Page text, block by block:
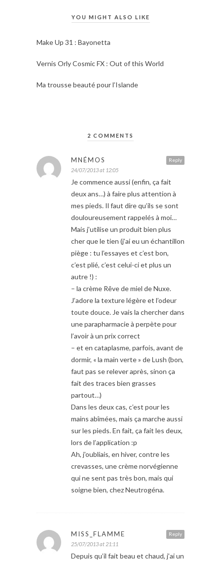
YOU MIGHT ALSO LIKE
Make Up 31 : Bayonetta
Vernis Orly Cosmic FX : Out of this World
Ma trousse beauté pour l’Islande
2 COMMENTS
Reply
MNÉMOS
24/07/2013 at 12:05
Je commence aussi (enfin, ça fait
deux ans…) à faire plus attention à
mes pieds. Il faut dire qu’ils se sont
douloureusement rappelés à moi…
Mais j’utilise un produit bien plus
cher que le tien (j’ai eu un échantillon
piège : tu l’essayes et c’est bon,
c’est plié, c’est celui-ci et plus un
autre !) :
– la crème Rêve de miel de Nuxe.
J’adore la texture légère et l’odeur
toute douce. Je vais la chercher dans
une parapharmacie à perpète pour
l’avoir à un prix correct
– et en cataplasme, parfois, avant de
dormir, « la main verte » de Lush (bon,
faut pas se relever après, sinon ça
fait des traces bien grasses
partout…)
Dans les deux cas, c’est pour les
mains abîmées, mais ça marche aussi
sur les pieds. En fait, ça fait les deux,
lors de l’application :p
Ah, j’oubliais, en hiver, contre les
crevasses, une crème norvégienne
qui ne sent pas très bon, mais qui
soigne bien, chez Neutrogéna.
Reply
MISS_FLAMME
25/07/2013 at 21:11
Depuis qu’il fait beau et chaud, j’ai un